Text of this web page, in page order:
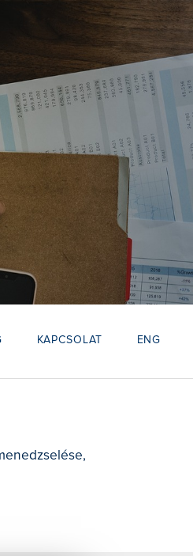
KAPCSOLAT ENG